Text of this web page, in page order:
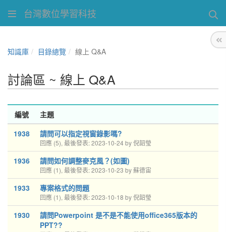
台灣數位學習科技
知識庫 目錄總覽 線上 Q&A
討論區 ~ 線上 Q&A
編號
主題
1938
請問可以指定視窗錄影嗎?
回應 (5), 最後發表: 2023-10-24 by 倪韶瑩
1936 請問如何調整麥克風？(如圖)
回應 (1), 最後發表: 2023-10-23 by 蘇德宙
1933 專案格式的問題
回應 (1), 最後發表: 2023-10-18 by 倪韶瑩
1930
請問Powerpoint 是不是不能使用office365版本的
PPT??